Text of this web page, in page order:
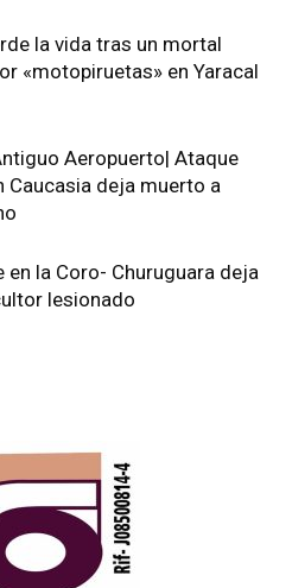
la vida tras un mortal
«motopiruetas» en Yaracal
Aeropuerto| Ataque
Caucasia deja muerto a
en la Coro- Churuguara deja
lesionado